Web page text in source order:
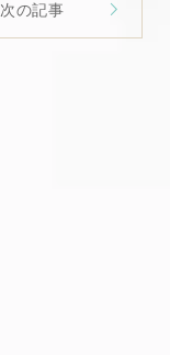
次の記事